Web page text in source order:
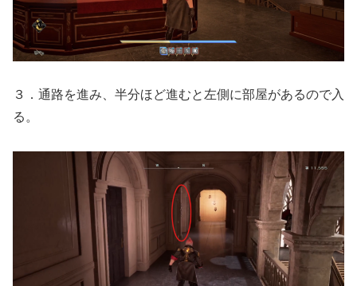
３．通路を進み、半分ほど進むと左側に部屋があるので入
る。